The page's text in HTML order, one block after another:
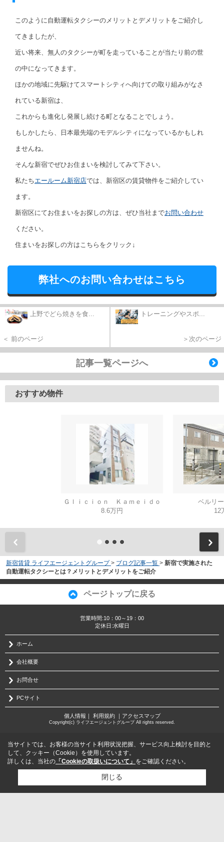
このように自動運転タクシーのメリットとデメリットをご紹介し
てきましたが、
近い将来、無人のタクシーが町を走っていることが当たり前の世
の中になってきます。
ほかの地域に先駆けてスマートシティへ向けての取り組みがなさ
れている新宿は、
これからも進化し発展し続ける町となることでしょう。
もしかしたら、日本最先端のモデルシティになっているかもしれ
ませんね。
そんな新宿でぜひお住まいを検討してみて下さい。
私たちエールーム新宿店では、新宿区の賃貸物件をご紹介してい
ます。
新宿区にてお住まいをお探しの方は、ぜひ当社までお問い合わせ
ください。
住まいをお探しの方はこちらをクリック↓
弊社へのお問い合わせはこちら
上野でどら焼きを食...
＜ 前のページ
トレーニングやスポ...
＞次のページ
記事一覧ページへ
おすすめ物件
Ｇｌｉｃｉｏｎ Ｋａｍｅｉｄｏ
8.6万円
ベルリ
12
新宿賃貸 ライフエージェントグループ > ブログ記事一覧 > 新宿で実施された
自動運転タクシーとは？メリットとデメリットをご紹介
ページトップに戻る
営業時間:10：00～19：00
定休日:水曜日
ホーム
会社概要
お問合せ
PCサイト
個人情報 ｜ 利用規約｜ アクセスマップ
Copyright(c) ライフエージェントグループ All rights reserved.
当サイトでは、お客様の当サイト利用状況把握、サービス向上検討を目的と
して、クッキー（Cookie）を使用しています。
詳しくは、当社の 「Cookieの取扱いについて」 をご確認ください。
閉じる